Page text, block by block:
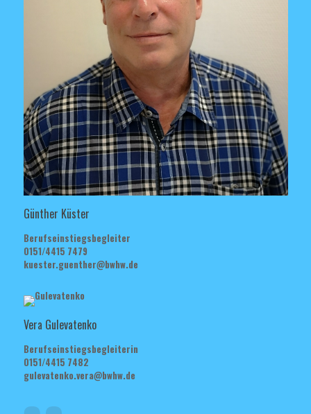
Günther Küster
Berufseinstiegsbegleiter
0151/4415 7479
kuester.guenther@bwhw.de
Vera Gulevatenko
Berufseinstiegsbegleiterin
0151/4415 7482
gulevatenko.vera@bwhw.de